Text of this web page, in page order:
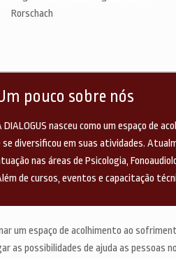
Rorschach
pouco sobre nós
DIALOGUS nasceu como um espaço de
se diversificou em suas atividades.
nas áreas de Psicologia,
de cursos, eventos e capacitação
um espaço de acolhimento ao
as possibilidades de ajuda as pessoas